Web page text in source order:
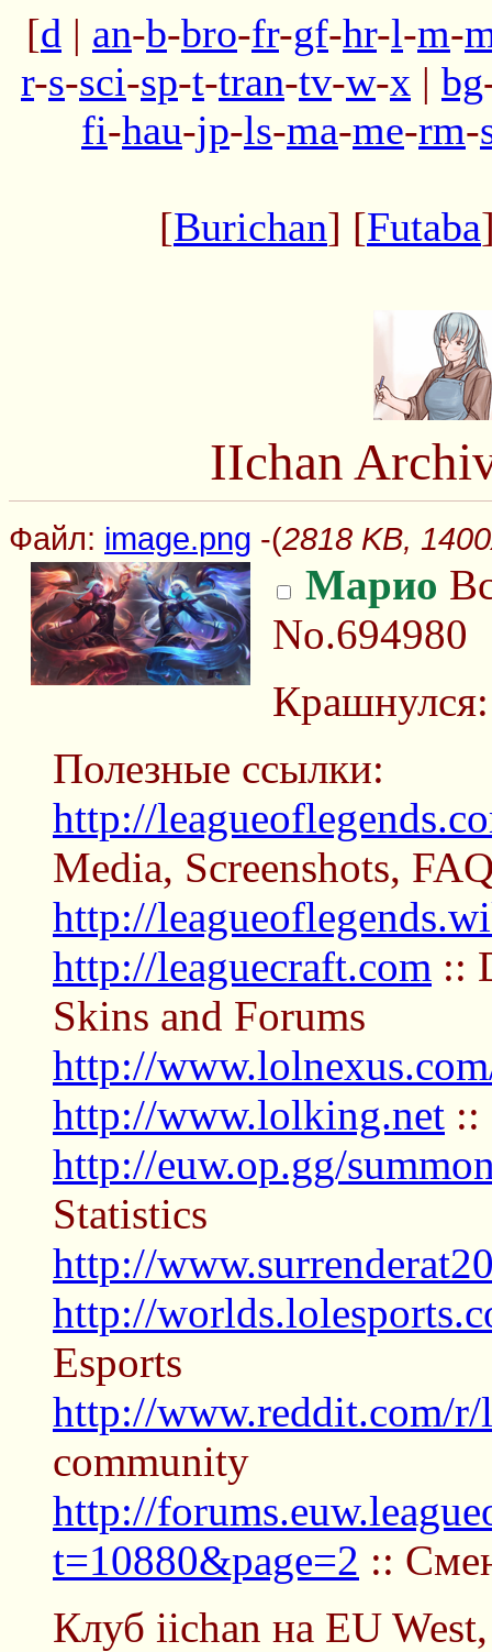
[d | an-b-bro-fr-gf-hr-l-m-
r-s-sci-sp-t-tran-tv-w-x | bg
fi-hau-jp-ls-ma-me-rm-
[Burichan] [Futaba
IIchan
Файл: image.png -(2818 KB,
Марио
No.694980
Полезные ссылки:
http://
Media, Screenshots,
http://
http://leaguecraft.com ::
Skins and Forums
http://
http://www.lolking.net ::
http://euw.op.gg/
Statistics
http://
http://
Esports
http://www.reddit.com/r/
community
http://
t=10880&page=2 ::
Клуб iichan на EU